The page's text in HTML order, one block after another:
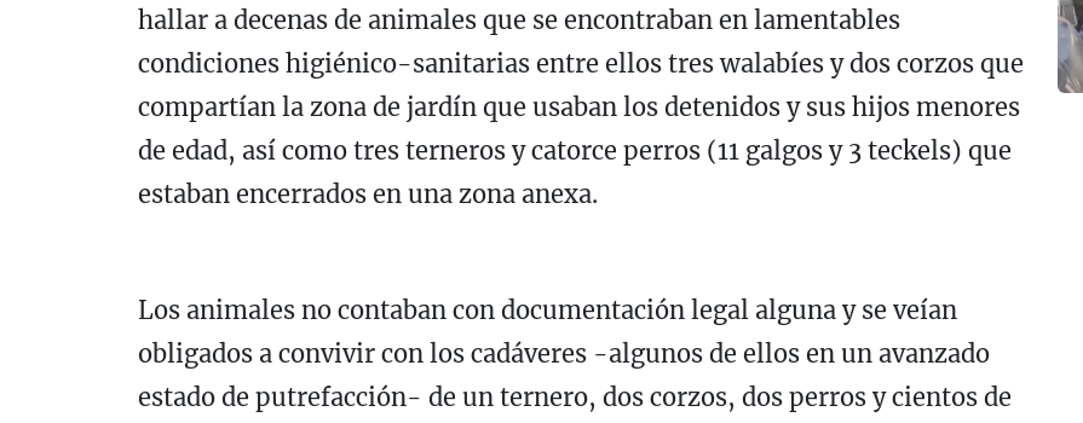
hallar a decenas de animales que se encontraban en lamentables
condiciones higiénico-sanitarias entre ellos tres walabíes y dos corzos que
compartían la zona de jardín que usaban los detenidos y sus hijos menores
de edad, así como tres terneros y catorce perros (11 galgos y 3 teckels) que
estaban encerrados en una zona anexa.
Los animales no contaban con documentación legal alguna y se veían
obligados a convivir con los cadáveres -algunos de ellos en un avanzado
estado de putrefacción- de un ternero, dos corzos, dos perros y cientos de